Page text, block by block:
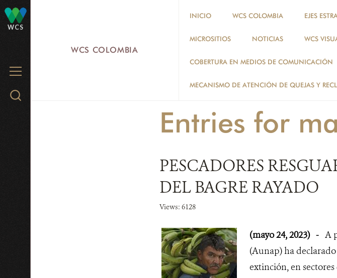
WCS
MENU
Search
WCS COLOMBIA
INICIO WCS COLOMBIA EJES
MICROSITIOS NOTICIAS WCS
COBERTURA EN MEDIOS DE COMUNICACIÓN
MECANISMO DE ATENCIÓN DE QUEJAS Y
Entries for
PESCADORES
DEL BAGRE RAYADO
Views: 6128
(mayo 24, 2023) - A
(Aunap) ha
extinción, en